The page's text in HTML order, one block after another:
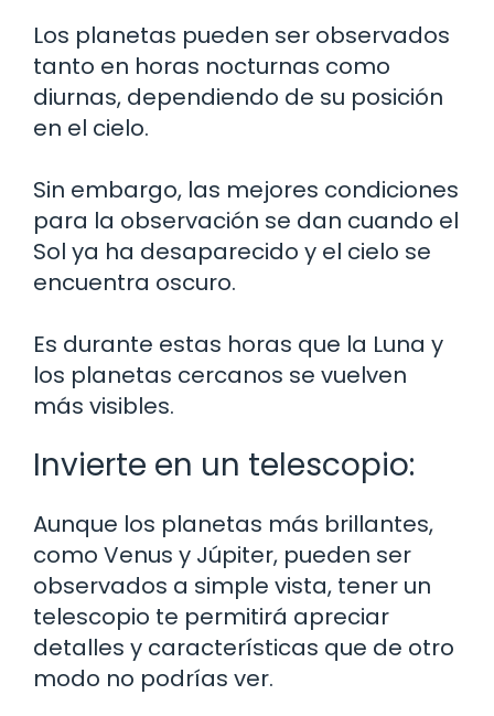
Los planetas pueden ser observados
tanto en horas nocturnas como
diurnas, dependiendo de su posición
en el cielo.
Sin embargo, las mejores condiciones
para la observación se dan cuando el
Sol ya ha desaparecido y el cielo se
encuentra oscuro.
Es durante estas horas que la Luna y
los planetas cercanos se vuelven
más visibles.
Invierte en un telescopio:
Aunque los planetas más brillantes,
como Venus y Júpiter, pueden ser
observados a simple vista, tener un
telescopio te permitirá apreciar
detalles y características que de otro
modo no podrías ver.